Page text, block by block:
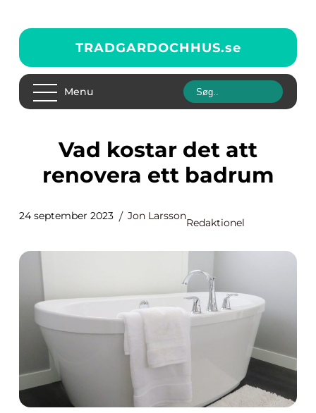
TRADGARDOCHHUS.se
Menu
Vad kostar det att
renovera ett badrum
24 september 2023 Jon Larsson
Redaktionel